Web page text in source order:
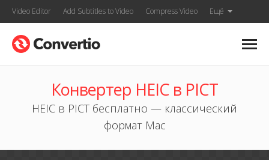
Video Editor Add Subtitles to Video Compress Video Ещё
Конвертер HEIC в PICT
HEIC в PICT бесплатно — классический
формат Mac